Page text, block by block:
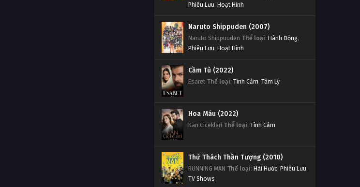
Phiêu Lưu, Hoạt Hình
Naruto Shippuden (2007)
Naruto Shippuuden Thể loại: Hành Động,
Phiêu Lưu, Hoạt Hình
Cầm Tù (2022)
Esaret Thể loại: Tình Cảm, Tâm Lý
Hoa Máu (2022)
Kan Cicekleri Thể loại: Tình Cảm
Thử Thách Thần Tượng (2010)
RUNNING MAN Thể loại: Hài Hước, Phiêu Lưu,
TV Shows